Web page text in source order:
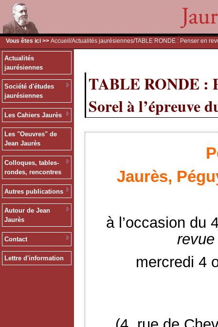
Vous êtes ici >> Accueil /Actualités jaurésiennes/TABLE RONDE : Penser en
Actualités
jaurésiennes
Société d'études
jaurésiennes
Les Cahiers Jaurès
Les "Oeuvres" de
Jean Jaurès
Colloques, tables-
rondes, rencontres
Autres publications
Autour de Jean
Jaurès
Contact
Lettre d'information
TABLE RONDE :
Sorel à l’épreuve
Jaurès,
à l’occasion du
mercredi 4